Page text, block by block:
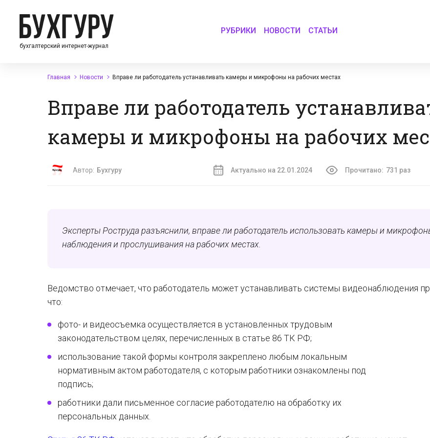
бухгалтерский интернет-журнал
РУБРИКИ НОВОСТИ СТАТЬИ
Главная Новости Вправе ли работодатель устанавливать камеры и микрофоны на рабочих местах
Вправе ли работодатель
камеры и микрофоны на рабочих
Автор: Бухгуру Актуально на 22.01.2024 Прочитано: 731 раз
Эксперты Роструда разъяснили, вправе ли работодатель использовать камеры и
наблюдения и прослушивания на рабочих местах.
Ведомство отмечает, что работодатель может устанавливать системы видеонаблюдения
что:
фото- и видеосъемка осуществляется в установленных трудовым
законодательством целях, перечисленных в статье 86 ТК РФ;
использование такой формы контроля закреплено любым локальным
нормативным актом работодателя, с которым работники ознакомлены под
подпись;
работники дали письменное согласие работодателю на обработку их
персональных данных.